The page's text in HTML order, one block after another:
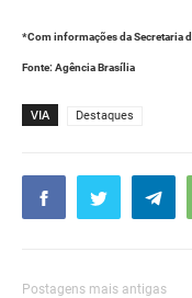
*Com informações da Secretaria
Fonte: Agência Brasília
VIA Destaques
Postagens mais antigas